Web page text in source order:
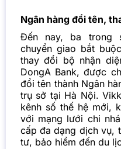
Ngân hàng đổi tên,
Đến nay, ba trong
chuyển giao bắt
thay đổi bộ nhận
DongA Bank, được
đổi tên thành Ngân
trụ sở tại Hà Nội.
kênh số thế hệ mới,
với mạng lưới chi
cấp đa dạng dịch vụ,
tư, bảo hiểm đến du